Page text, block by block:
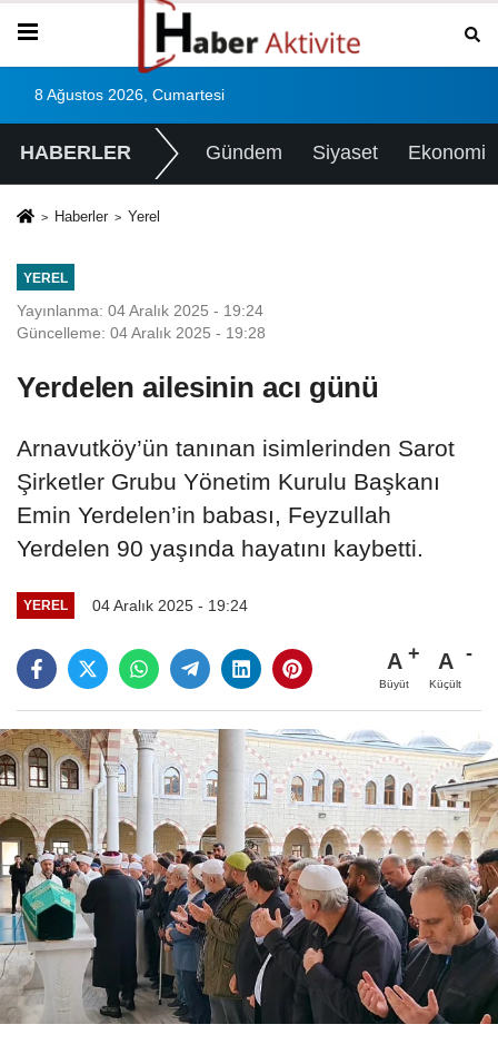
8 Ağustos 2026, Cumartesi
HABERLER Gündem Siyaset Ekonomi
Haberler Yerel
YEREL
Yayınlanma: 04 Aralık 2025 - 19:24
Güncelleme: 04 Aralık 2025 - 19:28
Yerdelen ailesinin acı günü
Arnavutköy’ün tanınan isimlerinden Sarot
Şirketler Grubu Yönetim Kurulu Başkanı
Emin Yerdelen’in babası, Feyzullah
Yerdelen 90 yaşında hayatını kaybetti.
YEREL 04 Aralık 2025 - 19:24
A
Büyüt
A
Küçült